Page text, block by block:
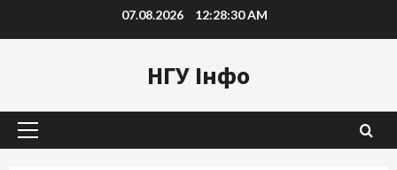
to
07.08.2026 12:28:31 AM
НГУ Інфо
Primary